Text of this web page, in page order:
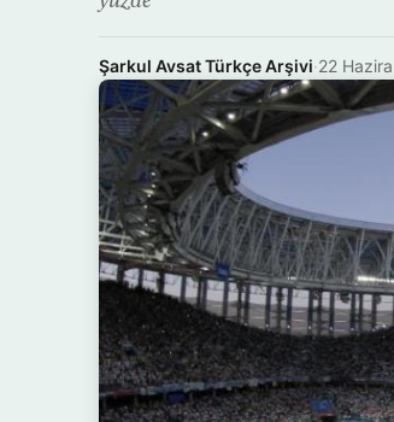
Şarkul Avsat Türkçe Arşivi·22